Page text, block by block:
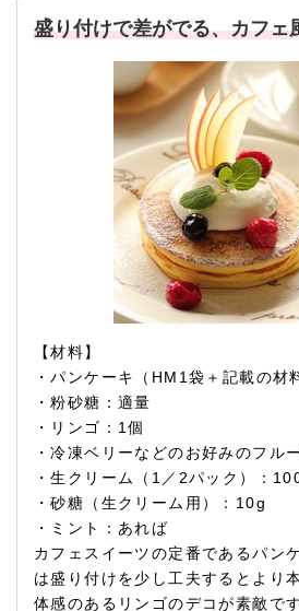
盛り付けで差がでる、カフェ
【材料】
・パンケーキ（HM1袋＋記載の材
・粉砂糖：適量
・リンゴ：1個
・冷凍ベリーなどのお好みのフル
・生クリーム（1／2パック）：
・砂糖（生クリーム用）：10g
・ミント：あれば
カフェスイーツの定番であるパン
は盛り付けを少し工夫するとより
体感のあるリンゴのデコが素敵です